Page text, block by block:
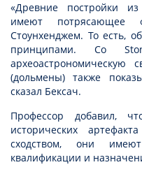
«Древние постройки
имеют потрясающее
Стоунхенджем. То есть,
принципами. Со
(дольмены) также
сказал Бексач.
Профессор добавил,
исторических
сходством, они
квалификации и